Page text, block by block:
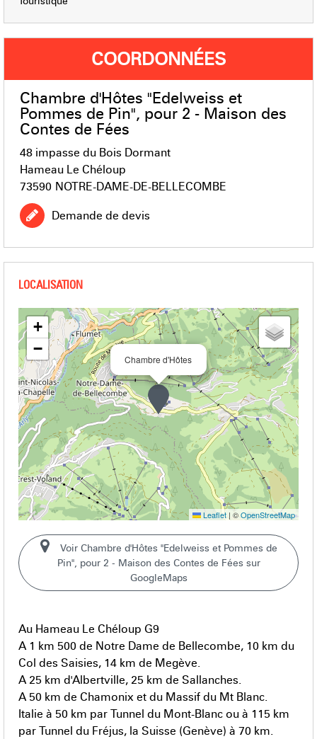
COORDONNÉES
Chambre d'Hôtes "Edelweiss et
Pommes de Pin", pour 2 - Maison des
Contes de Fées
48 impasse du Bois Dormant
Hameau Le Chéloup
73590 NOTRE-DAME-DE-BELLECOMBE
Demande de devis
Chambre d'Hôtes
+
−
Leaflet | ©OpenStreetMap
Voir Chambre d'Hôtes "Edelweiss et Pommes de
Pin", pour 2 - Maison des Contes de Fées sur
GoogleMaps
Au Hameau Le Chéloup G9
A 1 km 500 de Notre Dame de Bellecombe, 10 km du
Col des Saisies, 14 km de Megève.
A 25 km d'Albertville, 25 km de Sallanches.
A 50 km de Chamonix et du Massif du Mt Blanc.
Italie à 50 km par Tunnel du Mont-Blanc ou à 115 km
par Tunnel du Fréjus, la Suisse (Genève) à 70 km.